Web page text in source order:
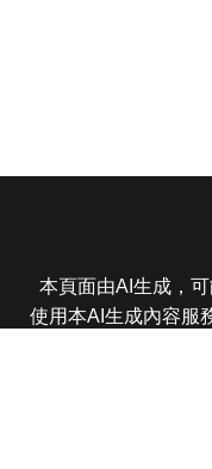
本頁面由AI生成，
使用本AI生成內容服